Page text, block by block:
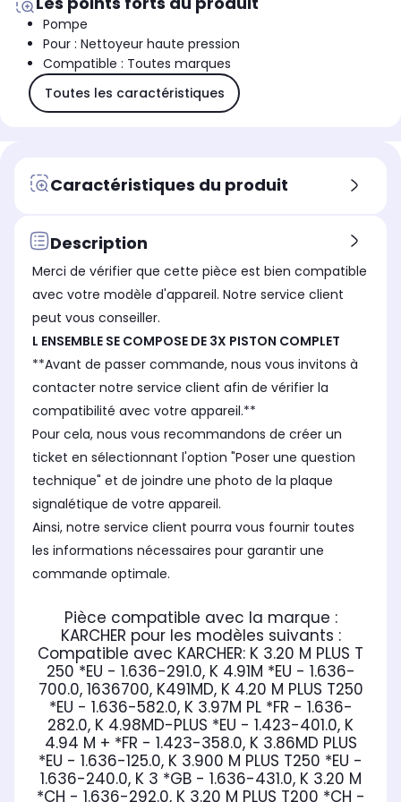
Pompe
Pour : Nettoyeur haute pression
Compatible : Toutes marques
Toutes les caractéristiques
Caractéristiques du produit
Description
Merci de vérifier que cette pièce est bien compatible
avec votre modèle d'appareil. Notre service client
peut vous conseiller.
L ENSEMBLE SE COMPOSE DE 3X PISTON COMPLET
**Avant de passer commande, nous vous invitons à
contacter notre service client afin de vérifier la
compatibilité avec votre appareil.**
Pour cela, nous vous recommandons de créer un
ticket en sélectionnant l'option "Poser une question
technique" et de joindre une photo de la plaque
signalétique de votre appareil.
Ainsi, notre service client pourra vous fournir toutes
les informations nécessaires pour garantir une
commande optimale.
Pièce compatible avec la marque :
KARCHER pour les modèles suivants :
Compatible avec KARCHER: K 3.20 M PLUS T
250 *EU - 1.636-291.0, K 4.91M *EU - 1.636-
700.0, 1636700, K491MD, K 4.20 M PLUS T250
*EU - 1.636-582.0, K 3.97M PL *FR - 1.636-
282.0, K 4.98MD-PLUS *EU - 1.423-401.0, K
4.94 M + *FR - 1.423-358.0, K 3.86MD PLUS
*EU - 1.636-125.0, K 3.900 M PLUS T250 *EU -
1.636-240.0, K 3 *GB - 1.636-431.0, K 3.20 M
*CH - 1.636-292.0, K 3.20 M PLUS T200 *CH -